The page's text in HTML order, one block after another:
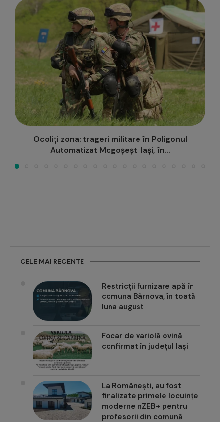
Județul Iași participă la Târgul de Turism al
României 2026,...
CELE MAI RECENTE
Restricții furnizare apă în
comuna Bârnova, în toată
luna august
Focar de variolă ovină
confirmat în județul Iași
La Românești, au fost
finalizate primele locuințe
moderne nZEB+ pentru
profesorii din comună